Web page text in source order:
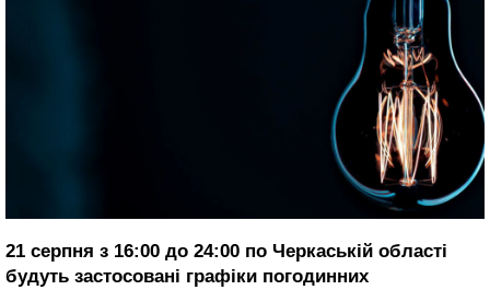
21 серпня з 16:00 до 24:00 по Черкаській області
будуть застосовані графіки погодинних